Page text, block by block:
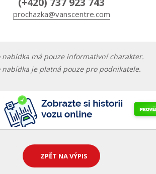
prochazka@vanscentre.com
má pouze informativní charakter.
nabídka je platná pouze pro podnikatele.
ZPĚT NA VÝPIS